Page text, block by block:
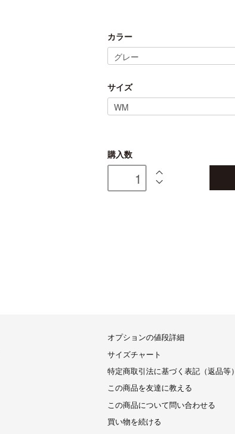
カラー
サイズ
購入数
オプションの値段詳細
サイズチャート
特定商取引法に基づく表記（返品等）
この商品を友達に教える
この商品について問い合わせる
買い物を続ける